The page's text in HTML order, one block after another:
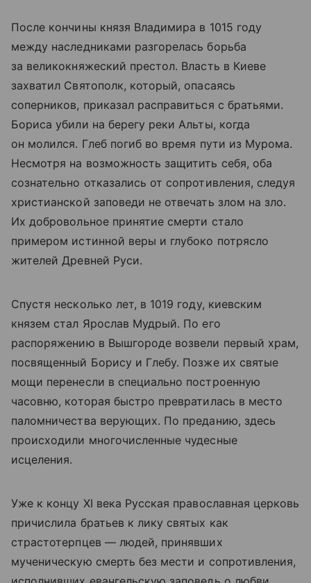
После кончины князя Владимира в 1015 году
между наследниками разгорелась борьба
за великокняжеский престол. Власть в Киеве
захватил Святополк, который, опасаясь
соперников, приказал расправиться с братьями.
Бориса убили на берегу реки Альты, когда
он молился. Глеб погиб во время пути из Мурома.
Несмотря на возможность защитить себя, оба
сознательно отказались от сопротивления, следуя
христианской заповеди не отвечать злом на зло.
Их добровольное принятие смерти стало
примером истинной веры и глубоко потрясло
жителей Древней Руси.
Спустя несколько лет, в 1019 году, киевским
князем стал Ярослав Мудрый. По его
распоряжению в Вышгороде возвели первый храм,
посвященный Борису и Глебу. Позже их святые
мощи перенесли в специально построенную
часовню, которая быстро превратилась в место
паломничества верующих. По преданию, здесь
происходили многочисленные чудесные
исцеления.
Уже к концу XI века Русская православная церковь
причислила братьев к лику святых как
страстотерпцев — людей, принявших
мученическую смерть без мести и сопротивления,